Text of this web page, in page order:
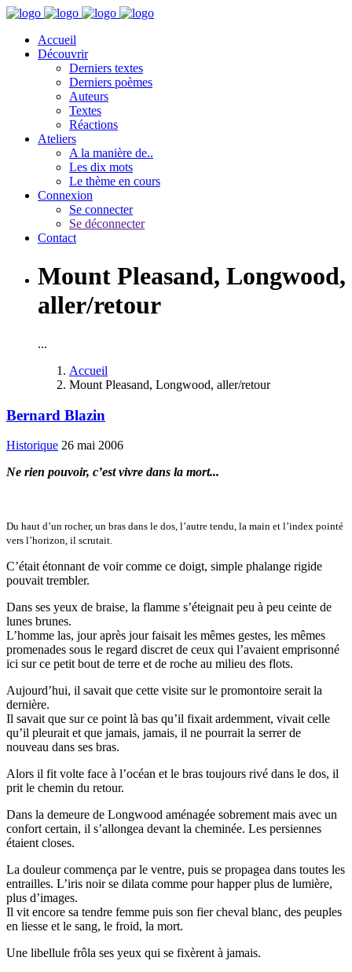
Accueil
Découvrir
Derniers textes
Derniers poèmes
Auteurs
Textes
Réactions
Ateliers
A la manière de..
Les dix mots
Le thème en cours
Connexion
Se connecter
Se déconnecter
Contact
Mount Pleasand, Longwood,
aller/retour
...
Accueil
Mount Pleasand, Longwood, aller/retour
Bernard Blazin
Historique 26 mai 2006
Ne rien pouvoir, c’est vivre dans la mort...
Du haut d’un rocher, un bras dans le dos, l’autre tendu, la main et l’index pointé
vers l’horizon, il scrutait.
C’était étonnant de voir comme ce doigt, simple phalange rigide
pouvait trembler.
Dans ses yeux de braise, la flamme s’éteignait peu à peu ceinte de
lunes brunes.
L’homme las, jour après jour faisait les mêmes gestes, les mêmes
promenades sous le regard discret de ceux qui l’avaient emprisonné
ici sur ce petit bout de terre et de roche au milieu des flots.
Aujourd’hui, il savait que cette visite sur le promontoire serait la
dernière.
Il savait que sur ce point là bas qu’il fixait ardemment, vivait celle
qu’il pleurait et que jamais, jamais, il ne pourrait la serrer de
nouveau dans ses bras.
Alors il fit volte face à l’océan et le bras toujours rivé dans le dos, il
prit le chemin du retour.
Dans la demeure de Longwood aménagée sobrement mais avec un
confort certain, il s’allongea devant la cheminée. Les persiennes
étaient closes.
La douleur commença par le ventre, puis se propagea dans toutes les
entrailles. L’iris noir se dilata comme pour happer plus de lumière,
plus d’images.
Il vit encore sa tendre femme puis son fier cheval blanc, des peuples
en liesse et le sang, le froid, la mort.
Une libellule frôla ses yeux qui se fixèrent à jamais.